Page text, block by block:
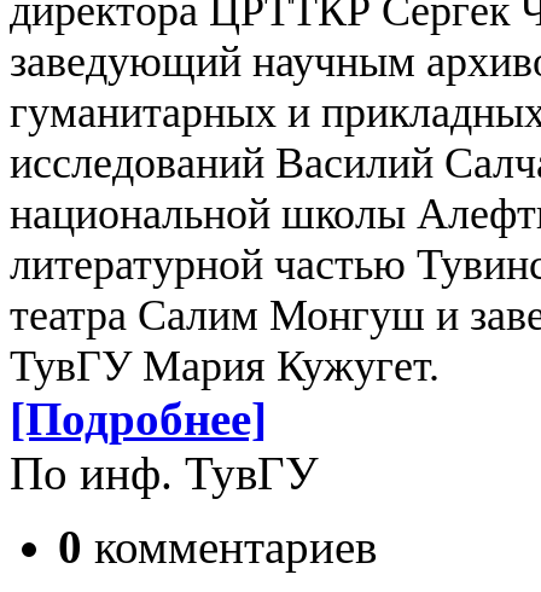
директора ЦРТТКР Сергек
заведующий научным
гуманитарных и
исследований Василий
национальной школы
литературной частью
театра Салим Монгуш и
ТувГУ Мария Кужугет.
[Подробнее]
По инф. ТувГУ
0 комментариев